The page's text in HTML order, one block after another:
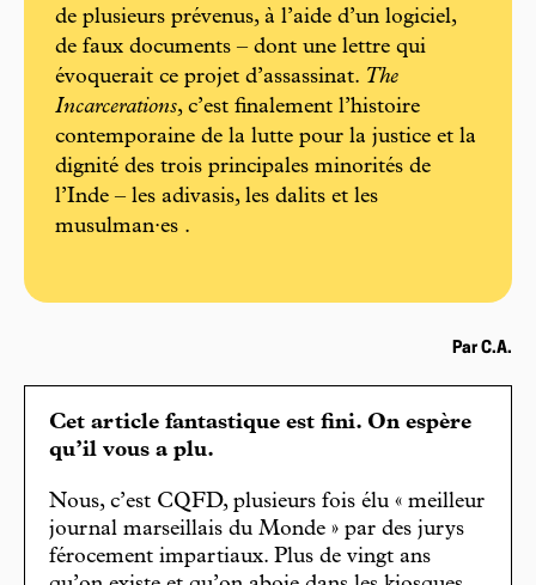
de plusieurs prévenus, à l’aide d’un logiciel,
de faux documents – dont une lettre qui
évoquerait ce projet d’assassinat. The
Incarcerations, c’est finalement l’histoire
contemporaine de la lutte pour la justice et la
dignité des trois principales minorités de
l’Inde – les adivasis, les dalits et les
musulman·es .
Par C.A.
Cet article fantastique est fini. On espère
qu’il vous a plu.
Nous, c’est CQFD, plusieurs fois élu « meilleur
journal marseillais du Monde » par des jurys
férocement impartiaux. Plus de vingt ans